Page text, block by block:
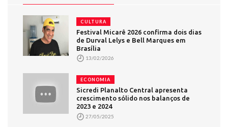
CULTURA
Festival Micarê 2026 confirma dois dias
de Durval Lelys e Bell Marques em
Brasília
13/02/2026
ECONOMIA
Sicredi Planalto Central apresenta
crescimento sólido nos balanços de
2023 e 2024
27/05/2025